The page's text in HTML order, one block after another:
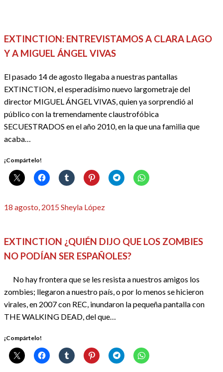
EXTINCTION: ENTREVISTAMOS A CLARA LAGO
Y A MIGUEL ÁNGEL VIVAS
El pasado 14 de agosto llegaba a nuestras pantallas
EXTINCTION, el esperadísimo nuevo largometraje del
director MIGUEL ÁNGEL VIVAS, quien ya sorprendió al
público con la tremendamente claustrofóbica
SECUESTRADOS en el año 2010, en la que una familia que
acaba…
¡Compártelo!
Publicado
18 agosto, 2015Sheyla López
EXTINCTION ¿QUIÉN DIJO QUE LOS ZOMBIES
NO PODÍAN SER ESPAÑOLES?
No hay frontera que se les resista a nuestros amigos los
zombies; llegaron a nuestro país, o por lo menos se hicieron
virales, en 2007 con REC, inundaron la pequeña pantalla con
THE WALKING DEAD, del que…
¡Compártelo!